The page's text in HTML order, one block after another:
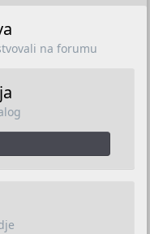
na forumu